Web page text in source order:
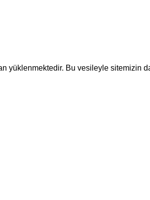
Bu vesileyle sitemizin